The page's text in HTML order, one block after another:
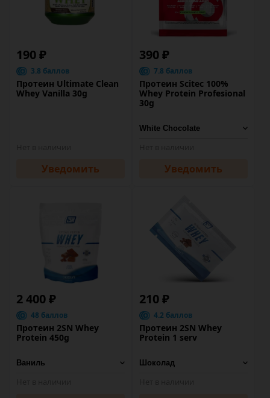
190 ₽
3.8 баллов
Протеин Ultimate Clean
Whey Vanilla 30g
Уведомить
390 ₽
7.8 баллов
Протеин Scitec 100%
Whey Protein Profesional
30g
Уведомить
2 400 ₽
48 баллов
Протеин 2SN Whey
Protein 450g
210 ₽
4.2 баллов
Протеин 2SN Whey
Protein 1 serv